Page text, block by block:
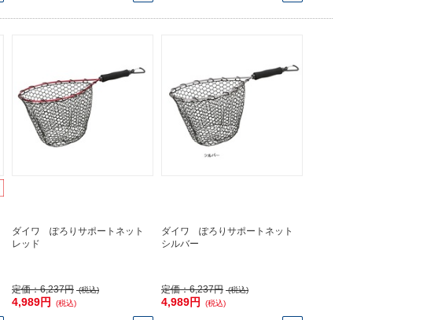
ダイワ ぽろりサポートネット
レッド
定価：6,237円 (税込)
4,989円 (税込)
ダイワ ぽろりサポートネット
シルバー
定価：6,237円 (税込)
4,989円 (税込)